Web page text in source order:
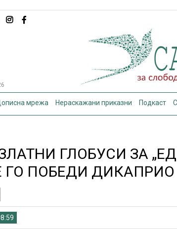
мрежа Нераскажани приказни Подкаст
ГЛОБУСИ ЗА
ПОБЕДИ ДИКАПРИО